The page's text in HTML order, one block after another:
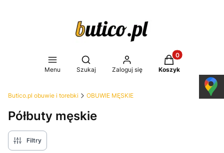
Menu
Otwórz wyszukiwarkę
Szukaj Zaloguj się
Produkty w
Koszyk
Butico.pl obuwie i torebki OBUWIE MĘSKIE
Półbuty męskie
Filtry